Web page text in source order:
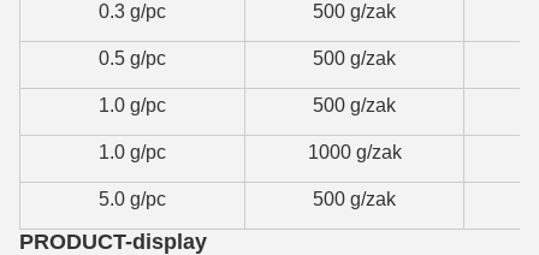
0.3 g/pc 500 g/zak
0.5 g/pc 500 g/zak
1.0 g/pc 500 g/zak
1.0 g/pc 1000 g/zak
5.0 g/pc 500 g/zak
PRODUCT-display